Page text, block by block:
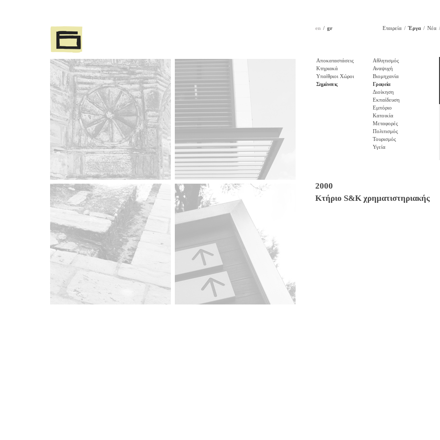
en gr Εταιρεία Έργα Νέα
Αποκαταστάσεις
Κτηριακά
Υπαίθριοι Χώροι
Σημάνσεις
Αθλητισμός
Αναψυχή
Βιομηχανία
Γραφεία
Διοίκηση
Εκπαίδευση
Εμπόριο
Κατοικία
Μεταφορές
Πολιτισμός
Τουρισμός
Υγεία
2000
Κτήριο S&K χρηματιστηριακής